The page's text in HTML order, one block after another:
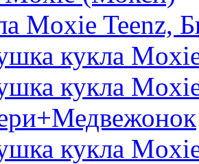
Moxie Teenz,
кукла
кукла
кукла